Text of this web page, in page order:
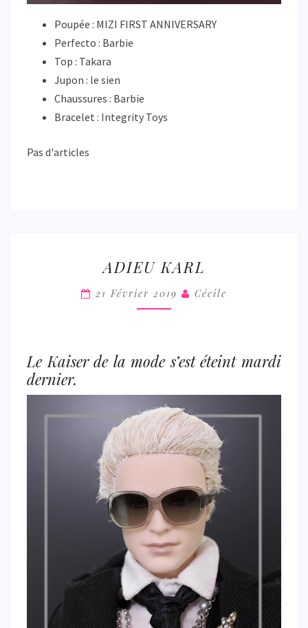
Poupée : MIZI FIRST ANNIVERSARY
Perfecto : Barbie
Top : Takara
Jupon : le sien
Chaussures : Barbie
Bracelet : Integrity Toys
Pas d'articles
KARL
ADIEU KARL
21 Février 2019 Cécile
Le Kaiser de la mode s’est éteint mardi
dernier.